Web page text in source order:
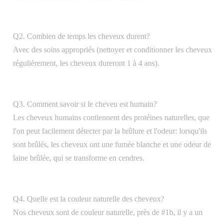
Q2. Combien de temps les cheveux durent?
Avec des soins appropriés (nettoyer et conditionner les cheveux
régulièrement, les cheveux dureront 1 à 4 ans).
Q3. Comment savoir si le cheveu est humain?
Les cheveux humains contiennent des protéines naturelles, que
l'on peut facilement détecter par la brûlure et l'odeur: lorsqu'ils
sont brûlés, les cheveux ont une fumée blanche et une odeur de
laine brûlée, qui se transforme en cendres.
Q4. Quelle est la couleur naturelle des cheveux?
Nos cheveux sont de couleur naturelle, près de #1b, il y a un